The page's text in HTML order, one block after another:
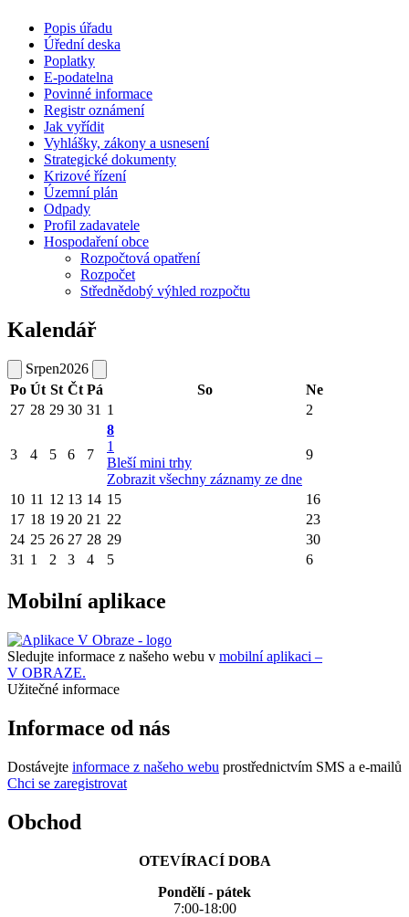
Popis úřadu
Úřední deska
Poplatky
E-podatelna
Povinné informace
Registr oznámení
Jak vyřídit
Vyhlášky, zákony a usnesení
Strategické dokumenty
Krizové řízení
Územní plán
Odpady
Profil zadavatele
Hospodaření obce
Rozpočtová opatření
Rozpočet
Střednědobý výhled rozpočtu
Kalendář
Srpen2026
Po Út St Čt Pá So
Ne
27 28 29 30 31 1 2
3 4 5 6 7
8
1
Bleší mini trhy
Zobrazit všechny záznamy ze dne
9
10 11 12 13 14 15
16
17 18 19 20 21 22
23
24 25 26 27 28 29
30
31 1 2 3 4 5 6
Mobilní aplikace
Sledujte informace z našeho webu v mobilní aplikaci –
V OBRAZE.
Užitečné informace
Informace od nás
Dostávejte informace z našeho webu prostřednictvím SMS a e-mailů
Chci se zaregistrovat
Obchod
OTEVÍRACÍ DOBA
Pondělí - pátek
7:00-18:00